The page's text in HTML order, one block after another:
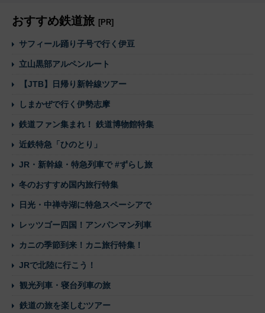
おすすめ鉄道旅 [PR]
サフィール踊り子号で行く伊豆
立山黒部アルペンルート
【JTB】日帰り新幹線ツアー
しまかぜで行く伊勢志摩
鉄道ファン集まれ！ 鉄道博物館特集
近鉄特急「ひのとり」
JR・新幹線・特急列車で #ずらし旅
冬のおすすめ国内旅行特集
日光・中禅寺湖に特急スペーシアで
レッツゴー四国！アンパンマン列車
カニの季節到来！カニ旅行特集！
JRで北陸に行こう！
観光列車・寝台列車の旅
鉄道の旅を楽しむツアー